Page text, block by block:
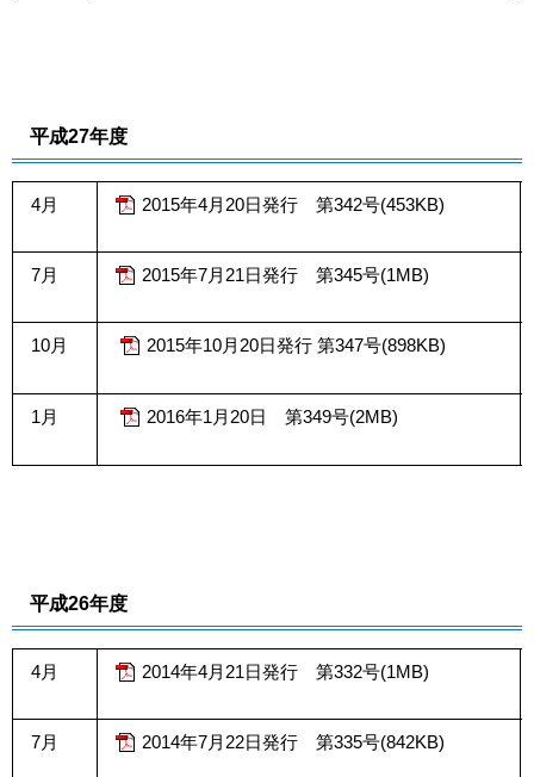
平成27年度
4月 2015年4月20日発行 第342号(453KB)
7月 2015年7月21日発行 第345号(1MB)
10月 2015年10月20日発行 第347号(898KB)
1月 2016年1月20日 第349号(2MB)
平成26年度
4月 2014年4月21日発行 第332号(1MB)
7月 2014年7月22日発行 第335号(842KB)